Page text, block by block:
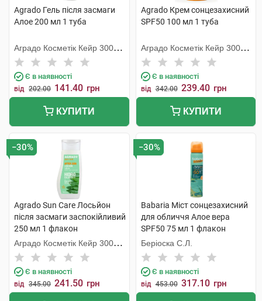
Agrado Гель після засмаги
Алое 200 мл 1 туба
Аградо Косметік Кейр 3000
С.Л.У.
Є в наявності
від 202.00 141.40 грн
КУПИТИ
Agrado Крем сонцезахисний
SPF50 100 мл 1 туба
Аградо Косметік Кейр 3000
С.Л.У.
Є в наявності
від 342.00 239.40 грн
КУПИТИ
−30%
Agrado Sun Care Лосьйон
після засмаги заспокійливий
250 мл 1 флакон
Аградо Косметік Кейр 3000
С.Л.У.
Є в наявності
від 345.00 241.50 грн
−30%
Babaria Міст сонцезахисний
для обличчя Алое вера
SPF50 75 мл 1 флакон
Беріоска С.Л.
Є в наявності
від 453.00 317.10 грн